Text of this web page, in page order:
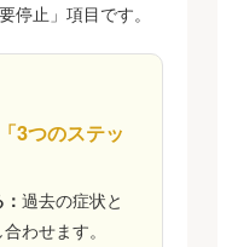
要停止」項目です。
3つのステッ
過去の症状と
わせます。